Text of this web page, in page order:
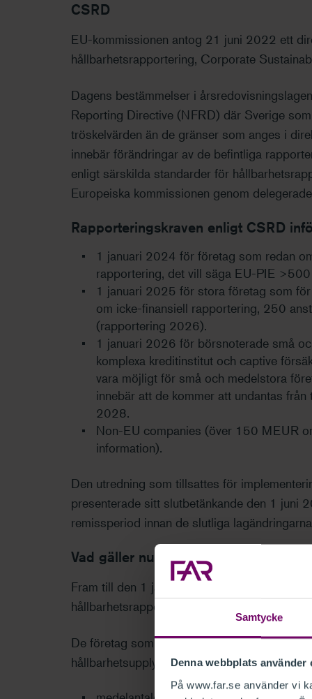
Samtycke
Denna webbplats använder
På www.far.se använder vi
CSRD
EU-kommissionen antog 21 juni 2022 ett
hållbarhetsrapportering, Corporate
Dagens bestämmelser i
Reporting Directive (NFRD) där Sverige
tröskelvärden än de gränser som anges i
innebär förändringar av de befintliga
enligt särskilda standarder för
Europeiska kommissionen genom
Rapporteringskraven enligt CSRD
1 januari 2024 för företag som redan
rapportering, det vill säga EU-PIE
1 januari 2025 för stora företag som
om icke-finansiell rapportering, 250
(rapportering 2026).
1 januari 2026 för börsnoterade små
komplexa kreditinstitut och captive
vara möjligt för små och medelstora
innebär att de kommer att undantas
2028.
Non-EU companies (över 150 MEUR
information).
Den utredning som tillsattes för
presenterade sitt slutbetänkande den 1 juni
remissperiod innan de slutliga
Vad gäller nu?
Fram till den 1 januari 2024 gäller de
hållbarhetsrapportering, enligt i
De företag som uppfyller mer än ett av
hållbarhetsupplysningar i en